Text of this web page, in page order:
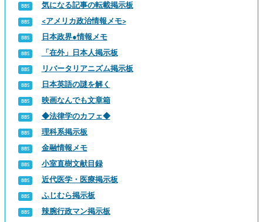
気になる記事の転載掲示板
<アメリカ政治情報メモ>
日本政界●情報メモ
「在外」日本人掲示板
リバータリアニズム掲示板
日本英語の謎を解く
映画なんでも文章箱
◆法律学のカフェ◆
理科系掲示板
金融情報メモ
小室直樹文献目録
近代医学・医療掲示板
ふじむら掲示板
辣腕行政マン掲示板